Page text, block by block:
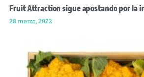
Fruit Attraction sigue apostando por la
28 marzo, 2022